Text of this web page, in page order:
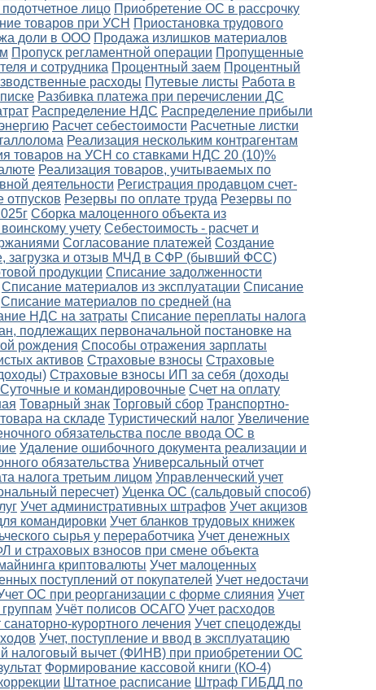
лицо Приобретение ОС в рассрочку
товаров при УСН Приостановка трудового
доли в ООО Продажа излишков материалов
Пропуск регламентной операции Пропущенные
и сотрудника Процентный заем Процентный
расходы Путевые листы Работа в
Разбивка платежа при перечислении ДС
Распределение НДС Распределение прибыли
Расчет себестоимости Расчетные листки
Реализация нескольким контрагентам
товаров на УСН со ставками НДС 20 (10)%
Реализация товаров, учитываемых по
деятельности Регистрация продавцом счет-
отпусков Резервы по оплате труда Резервы по
Сборка малоценного объекта из
учету Себестоимость - расчет и
Согласование платежей Создание
загрузка и отзыв МЧД в СФР (бывший ФСС)
продукции Списание задолженности
Списание материалов из эксплуатации Списание
Списание материалов по средней (на
НДС на затраты Списание переплаты налога
подлежащих первоначальной постановке на
рождения Способы отражения зарплаты
активов Страховые взносы Страховые
Страховые взносы ИП за себя (доходы
Суточные и командировочные Счет на оплату
Товарный знак Торговый сбор Транспортно-
на складе Туристический налог Увеличение
обязательства после ввода ОС в
Удаление ошибочного документа реализации и
обязательства Универсальный отчет
налога третьим лицом Управленческий учет
пересчет) Уценка ОС (сальдовый способ)
Учет административных штрафов Учет акцизов
командировки Учет бланков трудовых книжек
сырья у переработчика Учет денежных
и страховых взносов при смене объекта
криптовалюты Учет малоценных
поступлений от покупателей Учет недостачи
ОС при реорганизации с форме слияния Учет
Учёт полисов ОСАГО Учет расходов
санаторно-курортного лечения Учет спецодежды
Учет, поступление и ввод в эксплуатацию
налоговый вычет (ФИНВ) при приобретении ОС
Формирование кассовой книги (КО-4)
Штатное расписание Штраф ГИБДД по